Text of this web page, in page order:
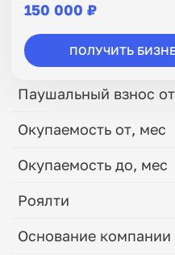
150 000 ₽
ПОЛУЧИТЬ
Паушальный взнос от
Окупаемость от, мес
Окупаемость до, мес
Роялти
Основание компании